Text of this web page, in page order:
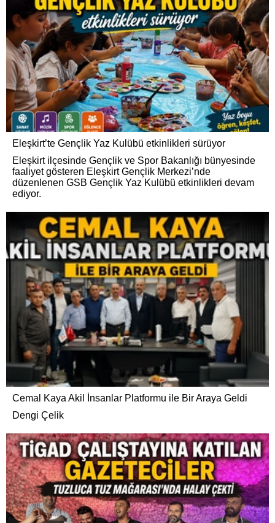
Eleşkirt’te Gençlik Yaz Kulübü etkinlikleri sürüyor
Eleşkirt ilçesinde Gençlik ve Spor Bakanlığı bünyesinde
faaliyet gösteren Eleşkirt Gençlik Merkezi’nde
düzenlenen GSB Gençlik Yaz Kulübü etkinlikleri devam
ediyor.
Cemal Kaya Akil İnsanlar Platformu ile Bir Araya Geldi
Dengi Çelik